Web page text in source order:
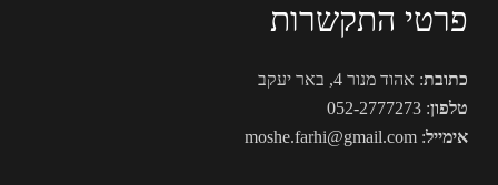
פרטי התקשרות
כתובת: אהוד מנור 4, באר יעקב
טלפון:
052-2777273
אימייל:
moshe.farhi@gmail.com